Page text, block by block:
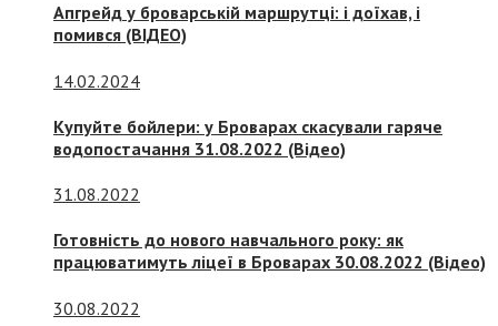
Апгрейд у броварській маршрутці: і доїхав, і
помився (ВІДЕО)
14.02.2024
Купуйте бойлери: у Броварах скасували гаряче
водопостачання 31.08.2022 (Відео)
31.08.2022
Готовність до нового навчального року: як
працюватимуть ліцеї в Броварах 30.08.2022 (Відео)
30.08.2022